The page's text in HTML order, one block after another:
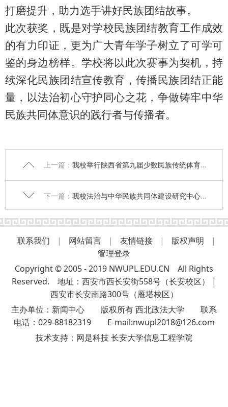
打磨提升，助力选手讲好民族团结故事。
此次获奖，既是对学校民族团结教育工作成效
的有力印证，更为广大青年学子树立了可学可
鉴的身边榜样。学校将以此次赛事为契机，持
续深化民族团结宣传教育，传播民族团结正能
量，以法治初心守护同心之花，争做铸牢中华
民族共同体意识的践行者与传播者。
上一篇： 我校举行陕西省第九届少数民族传统体育运动会代表团出征仪式
下一篇： 我校法治与中华民族共同体建设研究中心副主任倪文艳应邀为“陈仓发展讲坛”作专题辅导
联系我们 | 网站留言 | 友情链接 | 版权声明
|
管理登录
Copyright © 2005 - 2019 NWUPL.EDU.CN All Rights
Reserved. 地址：西安市西长安街558号（长安校区） |
西安市长安南路300号（雁塔校区）
主办单位：新闻中心 版权所有 西北政法大学 联系
电话：029-88182319 E-mail:nwupl2018@126.com
技术支持： 网是科技 长安大学信息工程学院